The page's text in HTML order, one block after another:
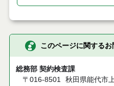
このページに関するお
総務部 契約検査課
〒016-8501 秋田県能代市